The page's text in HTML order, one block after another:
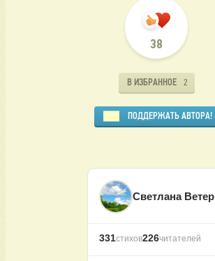
38
В ИЗБРАННОЕ 2
ПОДДЕРЖАТЬ АВТОРА!
Светлана Ветер
331стихов226читателей